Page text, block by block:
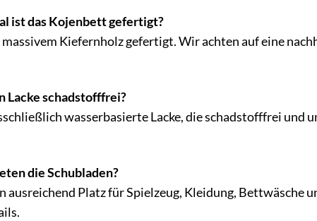
ist das Kojenbett gefertigt?
Kiefernholz gefertigt. Wir achten auf eine
Lacke schadstofffrei?
wasserbasierte Lacke, die schadstofffrei
die Schubladen?
ausreichend Platz für Spielzeug, Kleidung, Bettwäsche